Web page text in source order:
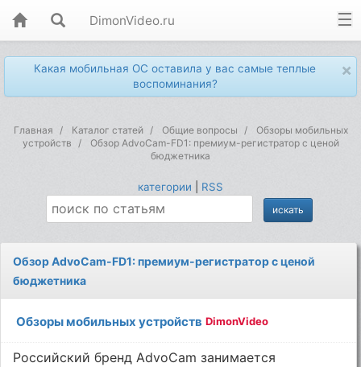
DimonVideo.ru
×
Какая мобильная ОС оставила у вас самые теплые
воспоминания?
Главная Каталог статей Общие вопросы
Обзоры мобильных
устройств
Обзор AdvoCam-FD1: премиум-регистратор с ценой
бюджетника
категории RSS
Обзор AdvoCam-FD1: премиум-регистратор с ценой
бюджетника
Обзоры мобильных устройств DimonVideo
Российский бренд AdvoCam занимается